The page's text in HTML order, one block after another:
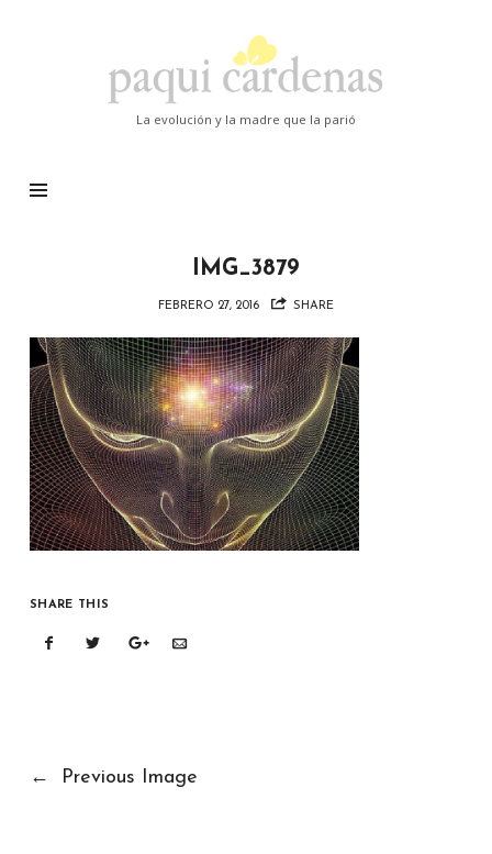
Cardenas
La evolución y la madre que la parió
IMG_3879
FEBRERO 27, 2016 SHARE
SHARE THIS
← Previous Image